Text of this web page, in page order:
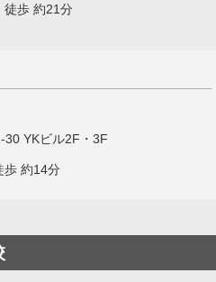
徒歩 約21分
30 YKビル2F・3F
歩 約14分